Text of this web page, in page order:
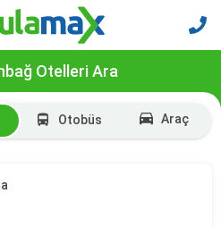
Otelleri Ara
Otobüs Araç